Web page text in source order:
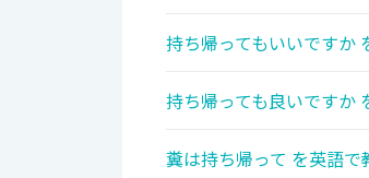
持ち帰ってもいいですか
持ち帰っても良いですか
糞は持ち帰って を英語で